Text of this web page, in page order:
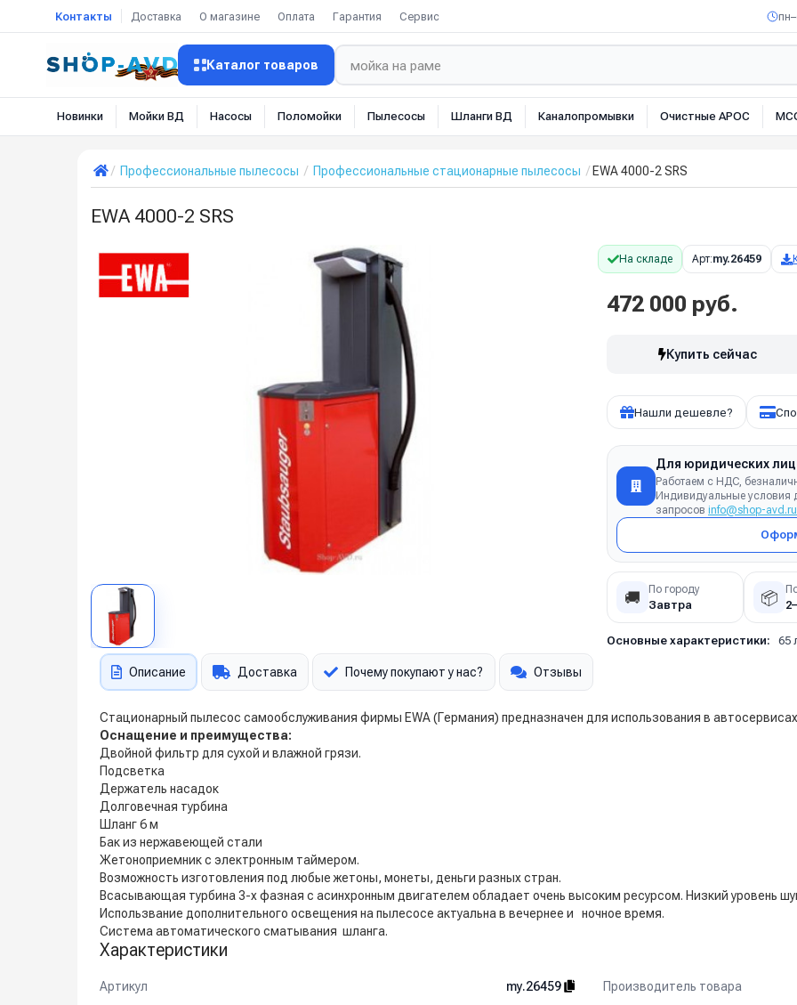
Контакты Доставка О магазине Оплата Гарантия Сервис
Каталог товаров
Новинки Мойки ВД Насосы Поломойки Пылесосы Шланги ВД Каналопромывки Очистные АРОС
Профессиональные пылесосы Профессиональные стационарные пылесосы EWA 4000-2 SRS
EWA 4000-2 SRS
На складе Арт:my.26459
472 000 руб.
Купить сейчас
Нашли дешевле?
Для юридических лиц
Работаем с НДС,
Индивидуальные условия
запросов info@shop-avd.ru
🚚 По городу
Завтра 📦
Основные характеристики: 65
Описание Доставка Почему покупают у нас? Отзывы
Стационарный пылесос самообслуживания фирмы EWA (Германия) предназначен для использования в
Оснащение и преимущества:
Двойной фильтр для сухой и влажной грязи.
Подсветка
Держатель насадок
Долговечная турбина
Шланг 6 м
Бак из нержавеющей стали
Жетоноприемник с электронным таймером.
Возможность изготовления под любые жетоны, монеты, деньги разных стран.
Всасывающая турбина 3-х фазная с асинхронным двигателем обладает очень высоким ресурсом. Низкий уровень
Использвание дополнительного освещения на пылесосе актуальна в вечернее и ночное время.
Система автоматического сматывания шланга.
Характеристики
Артикул my.26459 Производитель товара